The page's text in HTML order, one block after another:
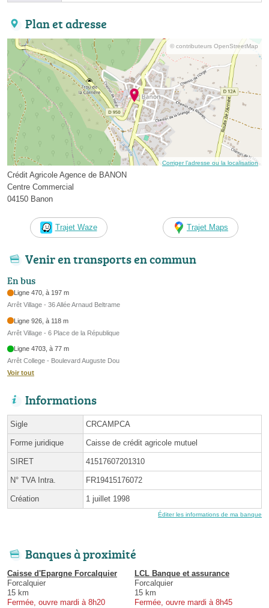
Plan et adresse
© contributeurs OpenStreetMap
Corriger l’adresse ou la localisation
Crédit Agricole Agence de BANON
Centre Commercial
04150 Banon
Trajet Waze Trajet Maps
Venir en transports en commun
En bus
Ligne 470, à 197 m
Arrêt Village - 36 Allée Arnaud Beltrame
Ligne 926, à 118 m
Arrêt Village - 6 Place de la République
Ligne 4703, à 77 m
Arrêt College - Boulevard Auguste Dou
Voir tout
Informations
Sigle CRCAMPCA
Forme juridique Caisse de crédit agricole mutuel
SIRET 41517607201310
N° TVA Intra. FR19415176072
Création 1 juillet 1998
Éditer les informations de ma banque
Banques à proximité
Caisse d'Epargne Forcalquier
Forcalquier
15 km
Fermée, ouvre mardi à 8h20
LCL Banque et assurance
Forcalquier
15 km
Fermée, ouvre mardi à 8h45